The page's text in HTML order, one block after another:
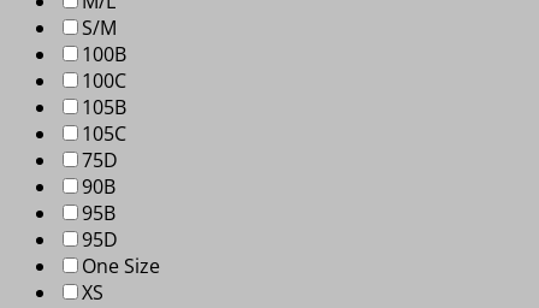
S/M
100B
100C
105B
105C
75D
90B
95B
95D
One Size
XS